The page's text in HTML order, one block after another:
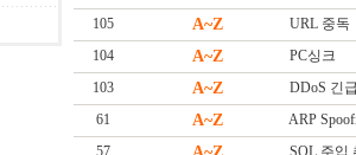
105
A~Z
URL 중독
104
A~Z
PC싱크
103
A~Z
DDoS 긴
61
A~Z
ARP
57
SQL 주입